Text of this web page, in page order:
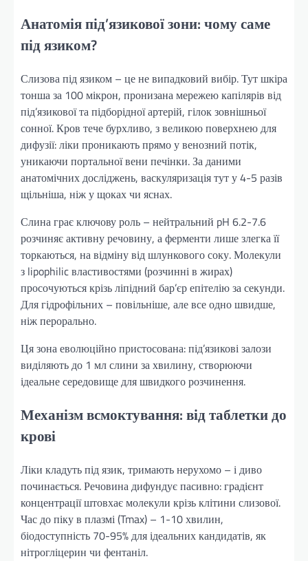
Анатомія під’язикової зони: чому саме
під язиком?
Слизова під язиком – це не випадковий вибір. Тут шкіра
тонша за 100 мікрон, пронизана мережею капілярів від
під’язикової та підборідної артерій, гілок зовнішньої
сонної. Кров тече бурхливо, з великою поверхнею для
дифузії: ліки проникають прямо у венозний потік,
уникаючи портальної вени печінки. За даними
анатомічних досліджень, васкуляризація тут у 4-5 разів
щільніша, ніж у щоках чи яснах.
Слина грає ключову роль – нейтральний pH 6.2-7.6
розчиняє активну речовину, а ферменти лише злегка її
торкаються, на відміну від шлункового соку. Молекули
з lipophilic властивостями (розчинні в жирах)
просочуються крізь ліпідний бар’єр епітелію за секунди.
Для гідрофільних – повільніше, але все одно швидше,
ніж перорально.
Ця зона еволюційно пристосована: під’язикові залози
виділяють до 1 мл слини за хвилину, створюючи
ідеальне середовище для швидкого розчинення.
Механізм всмоктування: від таблетки до
крові
Ліки кладуть під язик, тримають нерухомо – і диво
починається. Речовина дифундує пасивно: градієнт
концентрації штовхає молекули крізь клітини слизової.
Час до піку в плазмі (Tmax) – 1-10 хвилин,
біодоступність 70-95% для ідеальних кандидатів, як
нітрогліцерин чи фентаніл.